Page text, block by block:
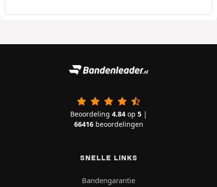
Beoordeling 4.84op 5|
66416beoordelingen
SNELLE LINKS
Bandengarantie